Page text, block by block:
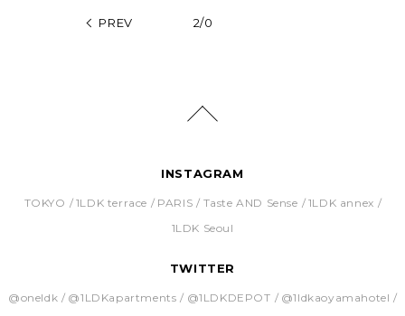
PREV 2/0
INSTAGRAM
TOKYO 1LDK terrace PARIS Taste AND Sense
1LDK annex
1LDK Seoul
TWITTER
@oneldk @1LDKapartments @1LDKDEPOT
@1ldkaoyamahotel